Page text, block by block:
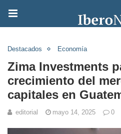
Destacados Economía
Zima Investments
crecimiento del
capitales en
editorial mayo 14, 2025 0